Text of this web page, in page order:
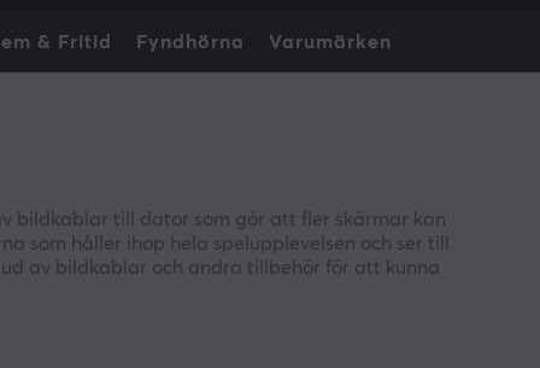
& Fritid Fyndhörna Varumärken
bildkablar till dator som gör att fler skärmar kan
som håller ihop hela spelupplevelsen och ser till
av bildkablar och andra tillbehör för att kunna